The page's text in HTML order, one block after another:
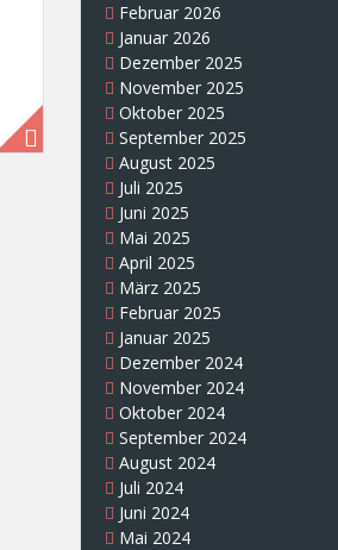
Februar 2026
Januar 2026
Dezember 2025
November 2025
Oktober 2025
September 2025
August 2025
Juli 2025
Juni 2025
Mai 2025
April 2025
März 2025
Februar 2025
Januar 2025
Dezember 2024
November 2024
Oktober 2024
September 2024
August 2024
Juli 2024
Juni 2024
Mai 2024